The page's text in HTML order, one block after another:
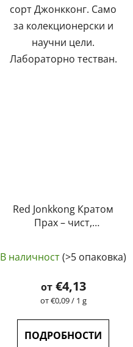
сорт Джонкконг. Само
за колекционерски и
научни цели.
Лабораторно тестван.
Red Jonkkong Кратом
Прах – чист,
| GreenGuru
В наличност(>5 опаковка)
от€4,13
Измерване
цената:
от €0,09 / 1 g
ПОДРОБНОСТИ